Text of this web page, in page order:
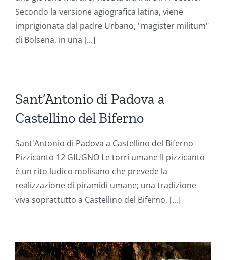
Secondo la versione agiografica latina, viene
imprigionata dal padre Urbano, "magister militum"
di Bolsena, in una [...]
Sant’Antonio di Padova a
Castellino del Biferno
Sant'Antonio di Padova a Castellino del Biferno
Pizzicantò 12 GIUGNO Le torri umane Il pizzicantò
è un rito ludico molisano che prevede la
realizzazione di piramidi umane; una tradizione
viva soprattutto a Castellino del Biferno, [...]